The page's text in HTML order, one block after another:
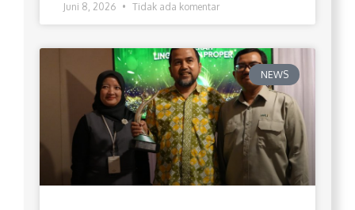
Juni 8, 2026 Tidak ada komentar
NEWS